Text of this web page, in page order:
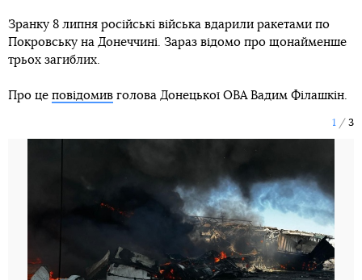
Зранку 8 липня російські війська вдарили ракетами по
Покровську на Донеччині. Зараз відомо про щонайменше
трьох загиблих.
Про це повідомив голова Донецької ОВА Вадим Філашкін.
1 3